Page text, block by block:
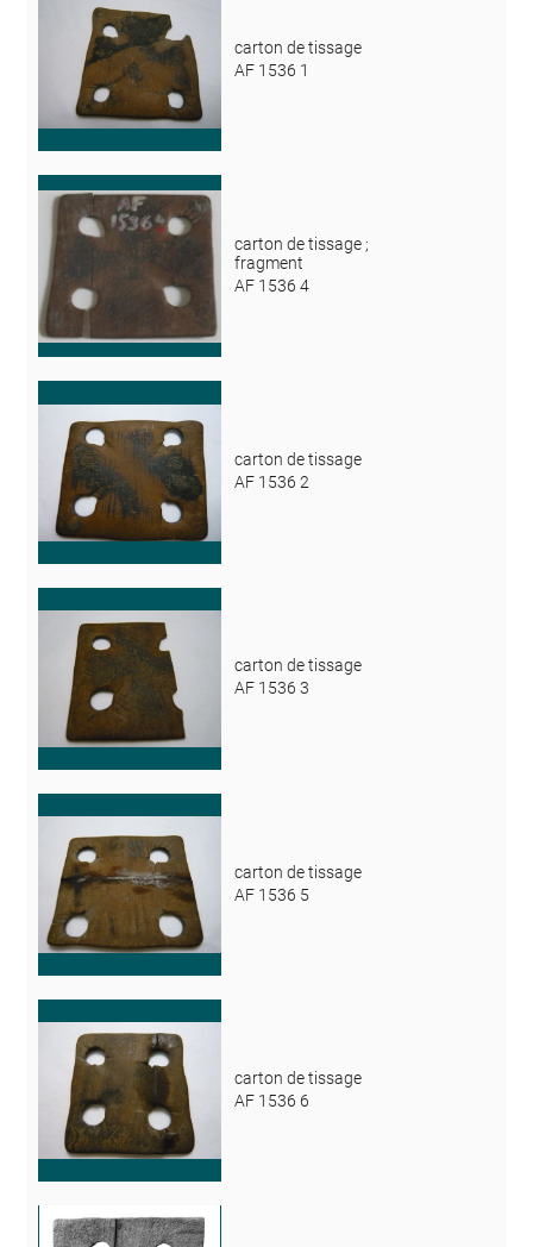
carton de tissage
AF 1536 1
carton de tissage ;
fragment
AF 1536 4
carton de tissage
AF 1536 2
carton de tissage
AF 1536 3
carton de tissage
AF 1536 5
carton de tissage
AF 1536 6